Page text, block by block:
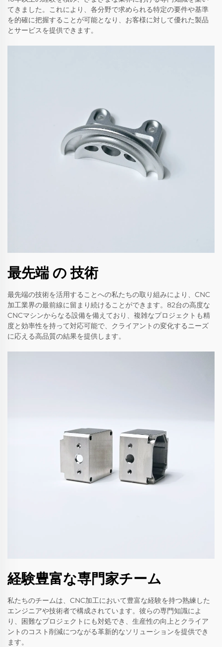
てきました。これにより、各分野で求められる特定の要件や基準
を的確に把握することが可能となり、お客様に対して優れた製品
とサービスを提供できます。
最先端 の 技術
最先端の技術を活用することへの私たちの取り組みにより、CNC
加工業界の最前線に留まり続けることができます。82台の高度な
CNCマシンからなる設備を備えており、複雑なプロジェクトも精
度と効率性を持って対応可能で、クライアントの変化するニーズ
に応える高品質の結果を提供します。
経験豊富な専門家チーム
私たちのチームは、CNC加工において豊富な経験を持つ熟練した
エンジニアや技術者で構成されています。彼らの専門知識によ
り、困難なプロジェクトにも対処でき、生産性の向上とクライア
ントのコスト削減につながる革新的なソリューションを提供でき
ます。